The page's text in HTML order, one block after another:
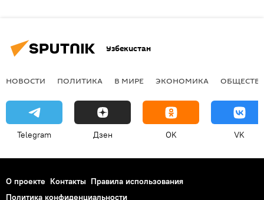
Узбекистан
НОВОСТИ ПОЛИТИКА В МИРЕ ЭКОНОМИКА
Telegram Дзен OK VK
О проекте Контакты Правила использования
Политика конфиденциальности